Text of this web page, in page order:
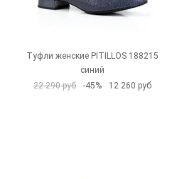
Туфли женские PITILLOS 188215
синий
22 290 руб
-45% 12 260 руб